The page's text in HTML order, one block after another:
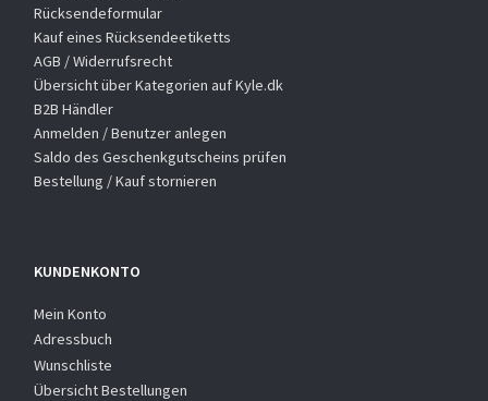
Rücksendeformular
Kauf eines Rücksendeetiketts
AGB / Widerrufsrecht
Übersicht über Kategorien auf Kyle.dk
B2B Händler
Anmelden / Benutzer anlegen
Saldo des Geschenkgutscheins prüfen
Bestellung / Kauf stornieren
KUNDENKONTO
Mein Konto
Adressbuch
Wunschliste
Übersicht Bestellungen